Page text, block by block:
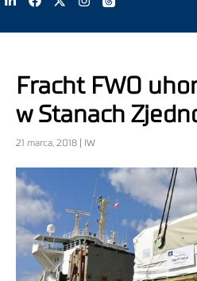
Fracht FWO
w Stanach
21 marca, 2018 | IW